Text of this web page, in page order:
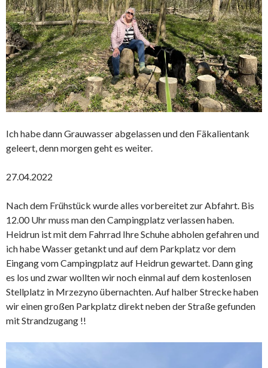
Ich habe dann Grauwasser abgelassen und den Fäkalientank
geleert, denn morgen geht es weiter.
27.04.2022
Nach dem Frühstück wurde alles vorbereitet zur Abfahrt. Bis
12.00 Uhr muss man den Campingplatz verlassen haben.
Heidrun ist mit dem Fahrrad Ihre Schuhe abholen gefahren und
ich habe Wasser getankt und auf dem Parkplatz vor dem
Eingang vom Campingplatz auf Heidrun gewartet. Dann ging
es los und zwar wollten wir noch einmal auf dem kostenlosen
Stellplatz in Mrzezyno übernachten. Auf halber Strecke haben
wir einen großen Parkplatz direkt neben der Straße gefunden
mit Strandzugang !!